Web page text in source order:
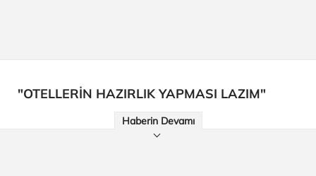
"OTELLERİN HAZIRLIK YAPMASI LAZIM"
Haberin Devamı